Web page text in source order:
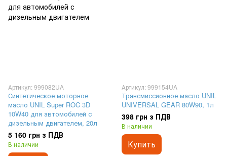
Артикул: 999082UA
Синтетическое моторное
масло UNIL Super ROC 3D
10W40 для автомобилей с
дизельным двигателем, 20л
5 160 грн з ПДВ
В наличии
Артикул: 999154UA
Трансмиссионное масло UNIL
UNIVERSAL GEAR 80W90, 1л
398 грн з ПДВ
В наличии
Купить